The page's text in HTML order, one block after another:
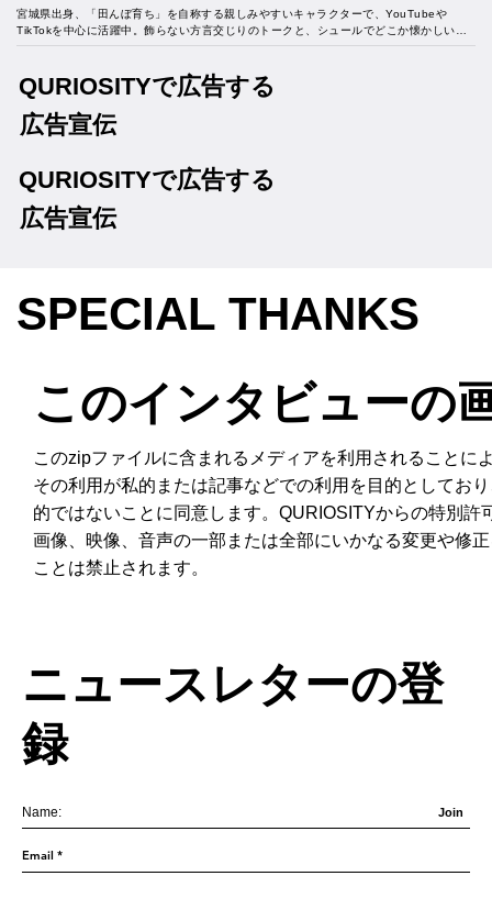
SPECIAL THANKS
このインタビューの
このzipファイルに含まれるメディアを利用されることに
その利用が私的または記事などでの利用を目的としてお
的ではないことに同意します。QURIOSITYからの特別許
画像、映像、音声の一部または全部にいかなる変更や修
ことは禁止されます。
宮城県出身、「田んぼ育ち」を自称する親しみやすいキャラクターで、YouTubeや
TikTokを中心に活躍中。飾らない方言交じりのトークと、シュールでどこか懐かしいコ
メディ動画が人気を集め、幅広い世代から支持を得ている。近年は、アパレルブランド
動の幅を広げている。2024年には、お笑い芸人との結婚を発表し、公私ともに注目を集
める存在。「面白ければ何でもあり！」をモットーに、今日も独自の道を突き進む。
QURIOSITYで広告する
広告宣伝
QURIOSITYで広告する
広告宣伝
ニュースレターの登
録
Join